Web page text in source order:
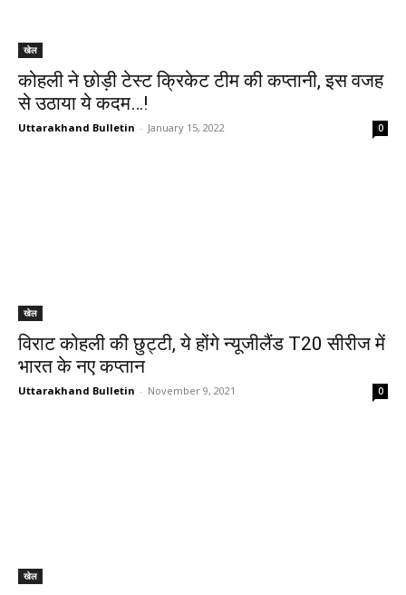
खेल
कोहली ने छोड़ी टेस्ट क्रिकेट टीम की कप्तानी, इस वजह
से उठाया ये कदम…!
Uttarakhand Bulletin - January 15, 2022 0
खेल
विराट कोहली की छुट्टी, ये होंगे न्यूजीलैंड T20 सीरीज में
भारत के नए कप्तान
Uttarakhand Bulletin - November 9, 2021 0
खेल